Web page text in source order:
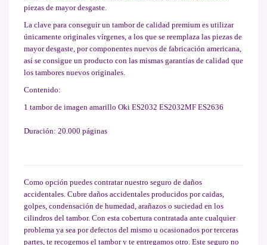
piezas de mayor desgaste.
La clave para conseguir un tambor de calidad premium es utilizar
únicamente originales vírgenes, a los que se reemplaza las piezas de
mayor desgaste, por componentes nuevos de fabricación americana,
así se consigue un producto con las mismas garantías de calidad que
los tambores nuevos originales.
Contenido:
1 tambor de imagen amarillo Oki ES2032 ES2032MF ES2636
Duración: 20.000 páginas
Como opción puedes contratar nuestro seguro de daños
accidentales. Cubre daños accidentales producidos por caidas,
golpes, condensación de humedad, arañazos o suciedad en los
cilindros del tambor. Con esta cobertura contratada ante cualquier
problema ya sea por defectos del mismo u ocasionados por terceras
partes, te recogemos el tambor y te entregamos otro. Este seguro no